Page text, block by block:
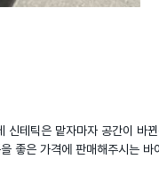
테틱은 맡자마자 공간이 바
좋은 가격에 판매해주시는 바